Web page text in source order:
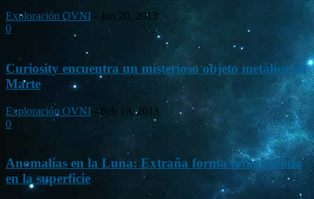
Exploración OVNI - Jun 20, 2013
0
Curiosity encuentra un misterioso objeto metálico en
Marte
Exploración OVNI - Feb 10, 2013
0
Anomalías en la Luna: Extraña forma fotografiada
en la superficie